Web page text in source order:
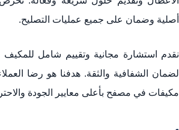
أصلية وضمان على جميع عمليات التصليح.
نقدم استشارة مجانية وتقييم شامل للمكيف
لضمان الشفافية والثقة. هدفنا هو رضا
مكيفات في مصفح بأعلى معايير الجودة